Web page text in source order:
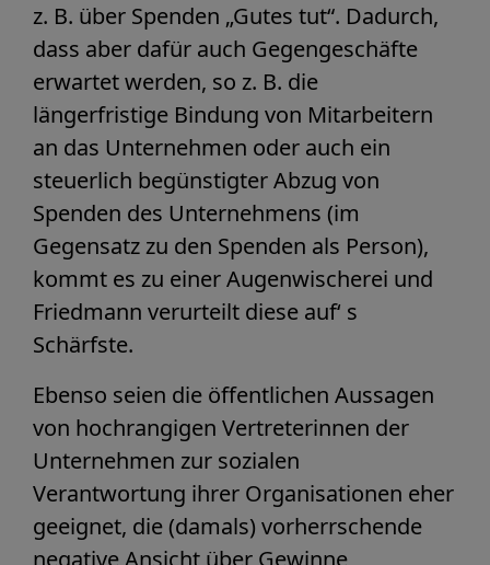
z. B. über Spenden „Gutes tut“. Dadurch,
dass aber dafür auch Gegengeschäfte
erwartet werden, so z. B. die
längerfristige Bindung von Mitarbeitern
an das Unternehmen oder auch ein
steuerlich begünstigter Abzug von
Spenden des Unternehmens (im
Gegensatz zu den Spenden als Person),
kommt es zu einer Augenwischerei und
Friedmann verurteilt diese auf‘ s
Schärfste.
Ebenso seien die öffentlichen Aussagen
von hochrangigen Vertreterinnen der
Unternehmen zur sozialen
Verantwortung ihrer Organisationen eher
geeignet, die (damals) vorherrschende
negative Ansicht über Gewinne